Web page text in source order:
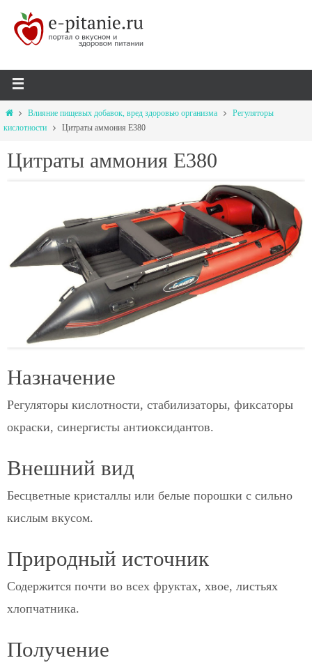
Влияние пищевых добавок, вред здоровью организма
Регуляторы
кислотности
Цитраты аммония Е380
Цитраты аммония Е380
Назначение
Регуляторы кислотности, стабилизаторы, фиксаторы
окраски, синергисты антиоксидантов.
Внешний вид
Бесцветные кристаллы или белые порошки с сильно
кислым вкусом.
Природный источник
Содержится почти во всех фруктах, хвое, листьях
хлопчатника.
Получение